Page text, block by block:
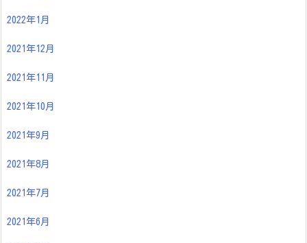
2022年1月
2021年12月
2021年11月
2021年10月
2021年9月
2021年8月
2021年7月
2021年6月